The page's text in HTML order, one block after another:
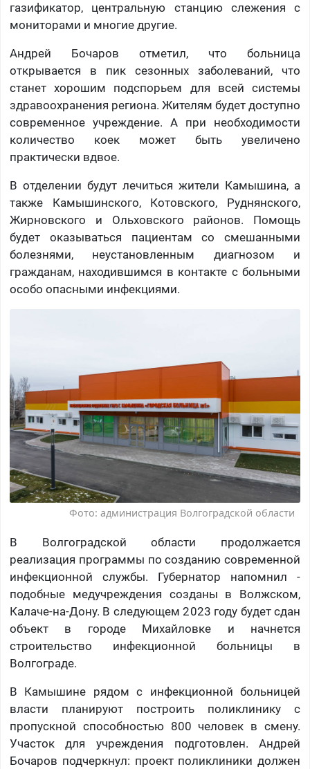
газификатор, центральную станцию слежения с
мониторами и многие другие.
Андрей Бочаров отметил, что больница
открывается в пик сезонных заболеваний, что
станет хорошим подспорьем для всей системы
здравоохранения региона. Жителям будет доступно
современное учреждение. А при необходимости
количество коек может быть увеличено
практически вдвое.
В отделении будут лечиться жители Камышина, а
также Камышинского, Котовского, Руднянского,
Жирновского и Ольховского районов. Помощь
будет оказываться пациентам со смешанными
болезнями, неустановленным диагнозом и
гражданам, находившимся в контакте с больными
особо опасными инфекциями.
Фото: администрация Волгоградской области
В Волгоградской области продолжается
реализация программы по созданию современной
инфекционной службы. Губернатор напомнил -
подобные медучреждения созданы в Волжском,
Калаче-на-Дону. В следующем 2023 году будет сдан
объект в городе Михайловке и начнется
строительство инфекционной больницы в
Волгограде.
В Камышине рядом с инфекционной больницей
власти планируют построить поликлинику с
пропускной способностью 800 человек в смену.
Участок для учреждения подготовлен. Андрей
Бочаров подчеркнул: проект поликлиники должен